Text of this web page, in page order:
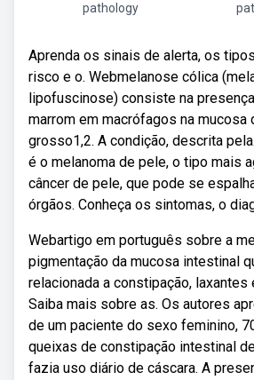
pathology
Aprenda os sinais de alerta, os
risco e o. Webmelanose cólica
lipofuscinose) consiste na
marrom em macrófagos na mucosa
grosso1,2. A condição, descrita
é o melanoma de pele, o tipo mais
câncer de pele, que pode se
órgãos. Conheça os sintomas, o
Webartigo em português sobre a
pigmentação da mucosa intestinal
relacionada a constipação, laxantes
Saiba mais sobre as. Os autores
de um paciente do sexo feminino,
queixas de constipação intestinal
fazia uso diário de cáscara. A